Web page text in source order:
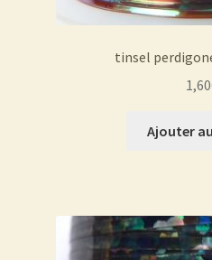
tinsel
1,60
Ajouter